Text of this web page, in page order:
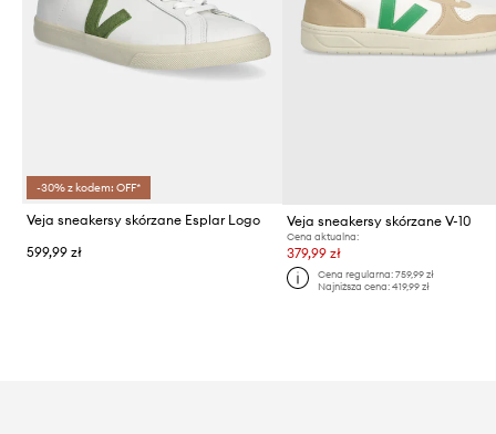
-30% z kodem: OFF*
Veja sneakersy skórzane Esplar Logo
599,99 zł
Veja sneakersy skórzane V-10
Cena aktualna:
379,99 zł
Cena regularna: 759,99 zł
Najniższa cena: 419,99 zł